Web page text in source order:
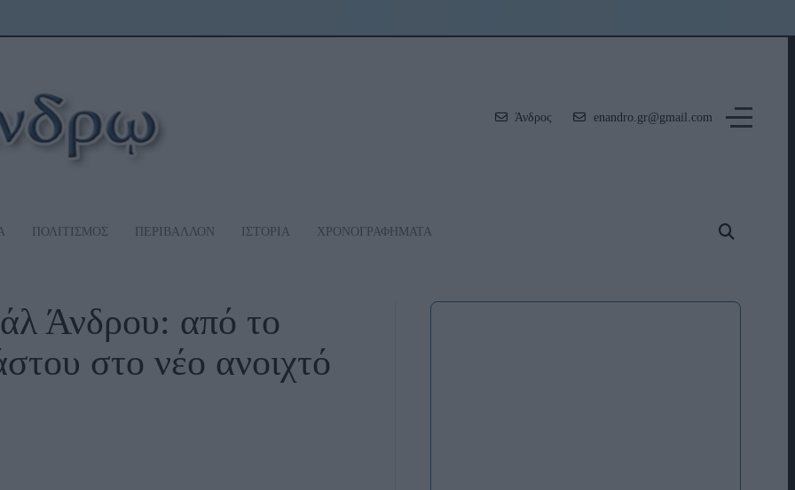
Άνδρος enandro.gr@gmail.com
ΠΟΛΙΤΙΣΜΟΣ ΠΕΡΙΒΑΛΛΟΝ ΙΣΤΟΡΙΑ ΧΡΟΝΟΓΡΑΦΗΜΑΤΑ
Άνδρου: από το
στο νέο ανοιχτό